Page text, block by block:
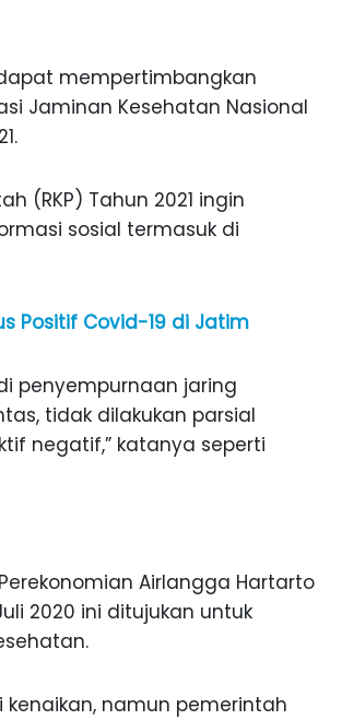
mempertimbangkan
Jaminan Kesehatan Nasional
(RKP) Tahun 2021 ingin
sosial termasuk di
Positif Covid-19 di Jatim
penyempurnaan jaring
tidak dilakukan parsial
negatif,” katanya seperti
Airlangga Hartarto
2020 ini ditujukan untuk
namun pemerintah
ANAK-ANAK BOJONEGORO DAN
NGANJUK SEKOLAH DI SMPN SARADAN